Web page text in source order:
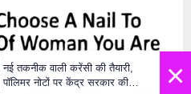
×
नई तकनीक वाली करेंसी की तैयारी,
पॉलिमर नोटों पर केंद्र सरकार की